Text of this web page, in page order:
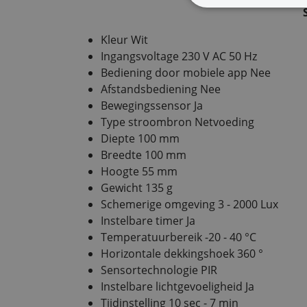
Kleur Wit
Ingangsvoltage 230 V AC 50 Hz
Bediening door mobiele app Nee
Afstandsbediening Nee
Bewegingssensor Ja
Type stroombron Netvoeding
Diepte 100 mm
Breedte 100 mm
Hoogte 55 mm
Gewicht 135 g
Schemerige omgeving 3 - 2000 Lux
Instelbare timer Ja
Temperatuurbereik -20 - 40 °C
Horizontale dekkingshoek 360 °
Sensortechnologie PIR
Instelbare lichtgevoeligheid Ja
Tijdinstelling 10 sec - 7 min